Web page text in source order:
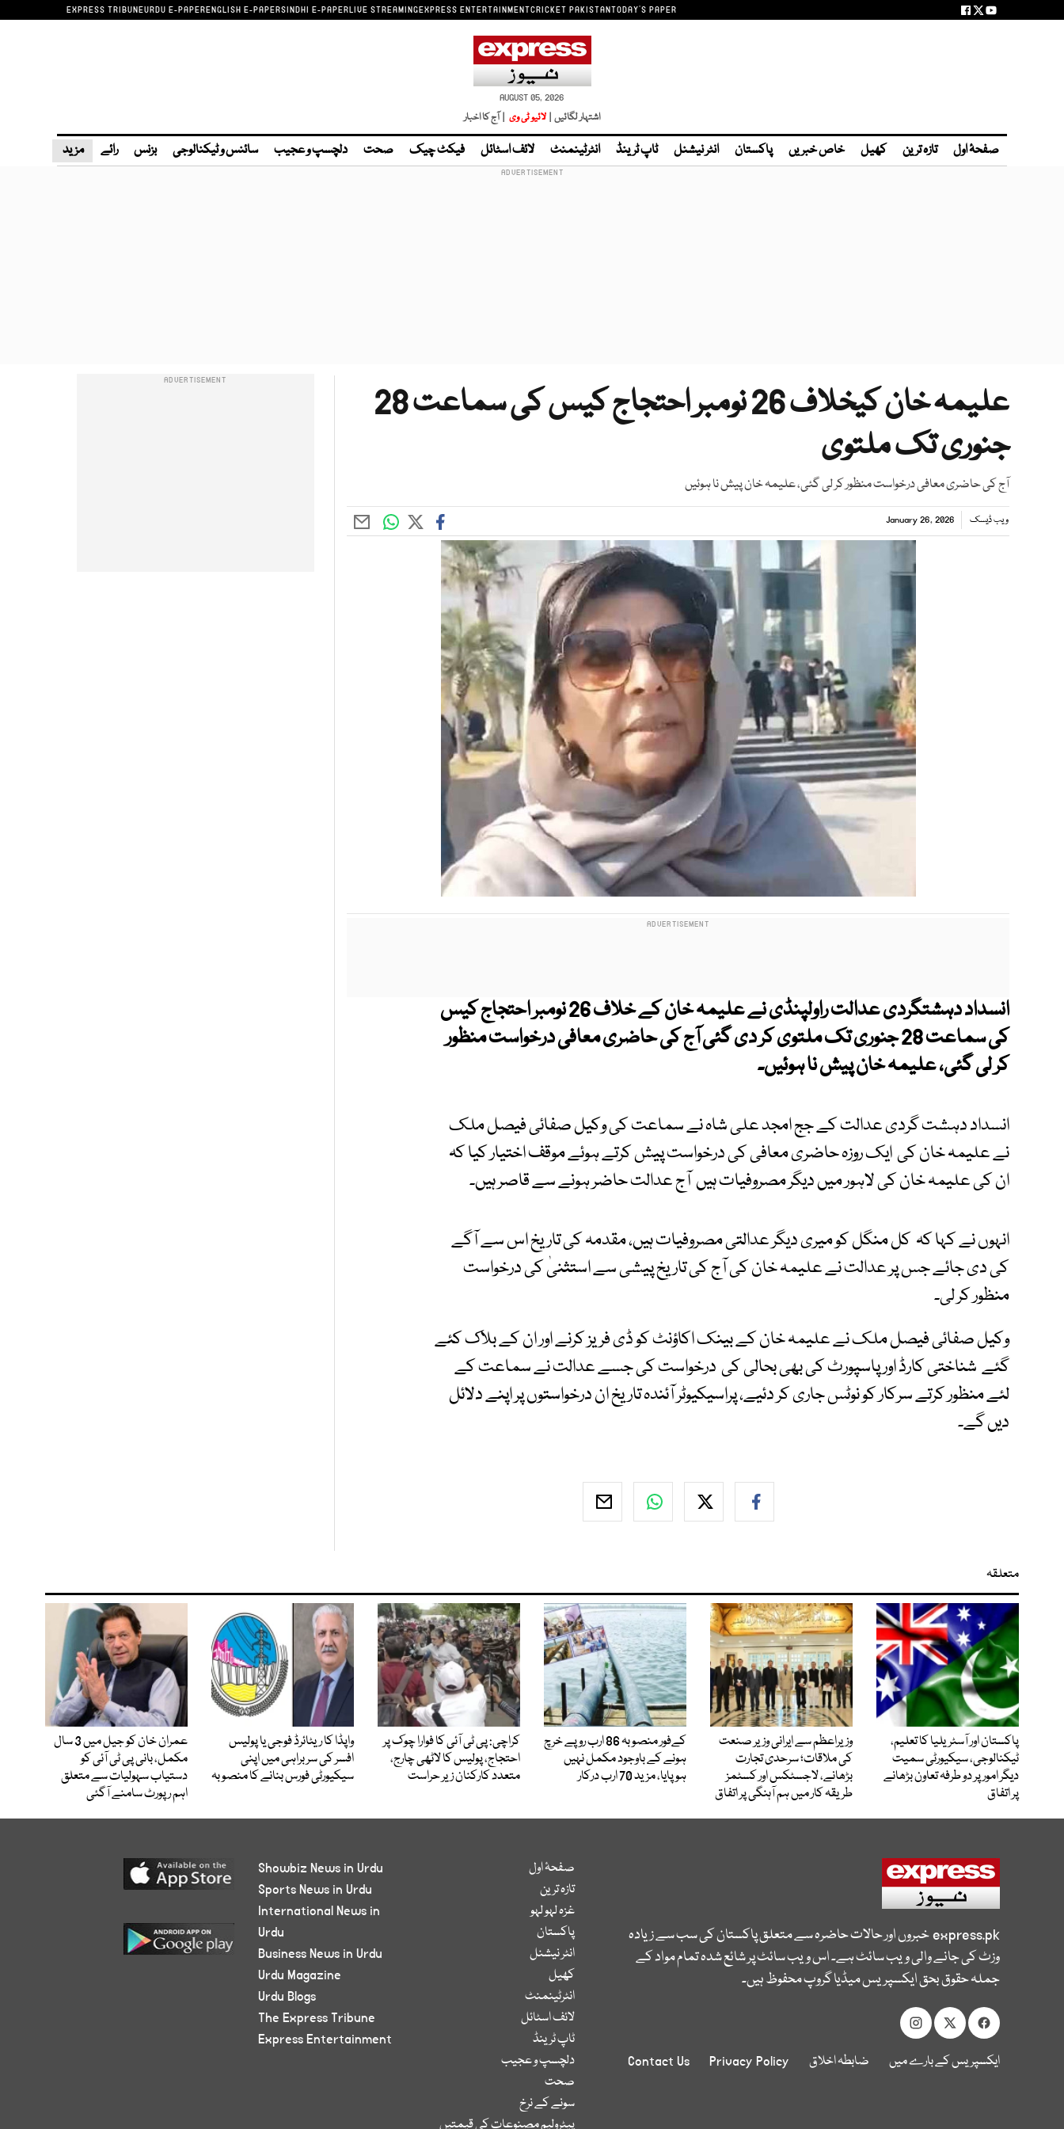
EXPRESS TRIBUNEURDU E-PAPERENGLISH E-PAPERSINDHI E-PAPERLIVE STREAMINGEXPRESS ENTERTAINMENTCRICKET PAKISTANTODAY'S PAPER
AUGUST 05, 2026
اشتہار لگائیں | لائیو ٹی وی | آج کا اخبار
صفحۂ اول تازہ ترین کھیل خاص خبریں پاکستان انٹر نیشنل ٹاپ ٹرینڈ انٹرٹینمنٹ لائف اسٹائل فیکٹ چیک صحت دلچسپ و عجیب سائنس و ٹیکنالوجی بزنس رائے مزید
علیمہ خان کیخلاف 26 نومبر احتجاج کیس کی سماعت 28
جنوری تک ملتوی
آج کی حاضری معافی درخواست منظور کر لی گئی، علیمہ خان پیش نا ہوئیں
ویب ڈیسک January 26, 2026
انسداد دہشتگردی عدالت راولپنڈی نے علیمہ خان کے خلاف 26 نومبر احتجاج کیس
کی سماعت 28 جنوری تک ملتوی کر دی گئی آج کی حاضری معافی درخواست منظور
کر لی گئی، علیمہ خان پیش نا ہوئیں۔
انسداد دہشت گردی عدالت کے جج امجد علی شاہ نے سماعت کی وکیل صفائی فیصل ملک
نے علیمہ خان کی ایک روزہ حاضری معافی کی درخواست پیش کرتے ہوئے موقف اختیار کیا کہ
ان کی علیمہ خان کی لاہور میں دیگر مصروفیات ہیں آج عدالت حاضر ہونے سے قاصر ہیں۔
انہوں نے کہا کہ کل منگل کو میری دیگر عدالتی مصروفیات ہیں، مقدمہ کی تاریخ اس سے آگے
کی دی جائے جس پر عدالت نے علیمہ خان کی آج کی تاریخ پیشی سے استثنیٰ کی درخواست
منظور کر لی۔
وکیل صفائی فیصل ملک نے علیمہ خان کے بینک اکاؤنٹ کو ڈی فریز کرنے اور ان کے بلاک کئے
گئے شناختی کارڈ اور پاسپورٹ کی بھی بحالی کی درخواست کی جسے عدالت نے سماعت کے
لئے منظور کرتے سرکار کو نوٹس جاری کر دئیے، پراسیکیوٹر آئندہ تاریخ ان درخواستوں پر اپنے دلائل
دیں گے۔
متعلقہ
پاکستان اور آسٹریلیا کا تعلیم،
ٹیکنالوجی، سیکیورٹی سمیت
دیگر امور پر دو طرفہ تعاون بڑھانے
پر اتفاق
وزیراعظم سے ایرانی وزیر صنعت
کی ملاقات؛ سرحدی تجارت
بڑھانے، لاجسٹکس اور کسٹمز
طریقہ کار میں ہم آہنگی پر اتفاق
کےفور منصوبہ 86 ارب روپے خرچ
ہونے کے باوجود مکمل نہیں
ہوپایا، مزید 70 ارب درکار
کراچی: پی ٹی آئی کا فوارا چوک پر
احتجاج، پولیس کا لاٹھی چارج،
متعدد کارکنان زیر حراست
واپڈا کا ریٹائرڈ فوجی یا پولیس
افسر کی سربراہی میں اپنی
سیکیورٹی فورس بنانے کا منصوبہ
عمران خان کو جیل میں 3 سال
مکمل، بانی پی ٹی آئی کو
دستیاب سہولیات سے متعلق
اہم رپورٹ سامنے آگئی
express.pkخبروں اور حالات حاضرہ سے متعلق پاکستان کی سب سے زیادہ
وزٹ کی جانے والی ویب سائٹ ہے۔ اس ویب سائٹ پر شائع شدہ تمام مواد کے
جملہ حقوق بحق ایکسپریس میڈیا گروپ محفوظ ہیں۔
ایکسپریس کے بارے میں ضابطہ اخلاق Privacy Policy
Contact Us
صفحۂ اول
تازہ ترین
غزہ لہو لہو
پاکستان
انٹر نیشنل
کھیل
انٹرٹینمنٹ
لائف اسٹائل
ٹاپ ٹرینڈ
دلچسپ و عجیب
صحت
سونے کے نرخ
پیٹرولیم مصنوعات کی قیمتیں
Showbiz News in Urdu
Sports News in Urdu
International News in
Urdu
Business News in Urdu
Urdu Magazine
Urdu Blogs
The Express Tribune
Express Entertainment